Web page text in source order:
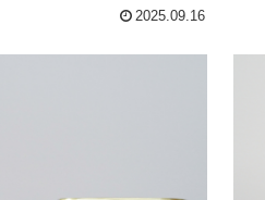
2025.09.16